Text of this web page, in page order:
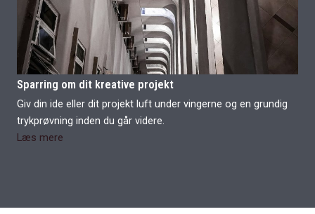
Sparring om dit kreative projekt
Giv din ide eller dit projekt luft under vingerne og en grundig
trykprøvning inden du går videre.
Læs mere